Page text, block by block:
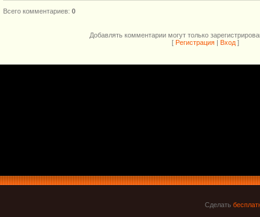
Всего комментариев: 0
Добавлять комментарии могут только
[ Регистрация Вход ]
Сделать